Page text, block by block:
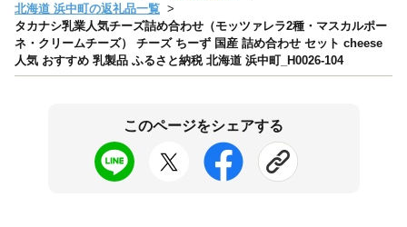
北海道 浜中町の返礼品一覧
タカナシ乳業人気チーズ詰め合わせ（モッツァレラ2種・マスカルポー
ネ・クリームチーズ） チーズ ちーず 国産 詰め合わせ セット cheese
人気 おすすめ 乳製品 ふるさと納税 北海道 浜中町_H0026-104
このページをシェアする